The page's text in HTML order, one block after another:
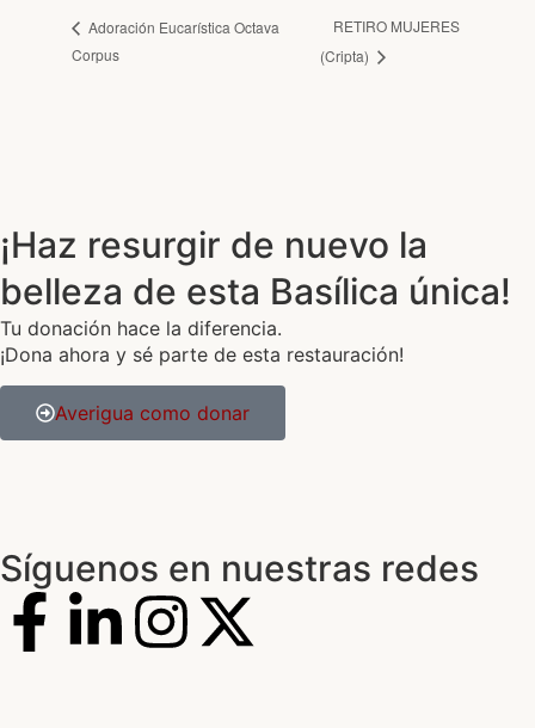
Adoración Eucarística Octava
Corpus
RETIRO MUJERES
(Cripta)
¡Haz resurgir de nuevo la
belleza de esta Basílica única!
Tu donación hace la diferencia.
¡Dona ahora y sé parte de esta restauración!
Averigua como donar
Síguenos en nuestras redes